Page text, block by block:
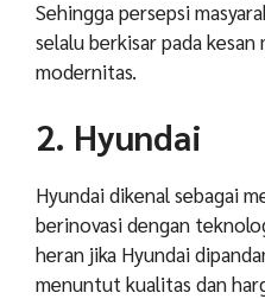
Sehingga persepsi
selalu berkisar pada kesan
modernitas.
2. Hyundai
Hyundai dikenal sebagai
berinovasi dengan
heran jika Hyundai
menuntut kualitas dan